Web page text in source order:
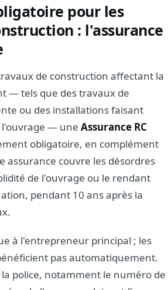
pour les
: l'assurance
de construction affectant la
— tels que des travaux de
ou des installations faisant
— une Assurance RC
obligatoire, en complément
assurance couvre les désordres
de l'ouvrage ou le rendant
pendant 10 ans après la
à l'entrepreneur principal ; les
pas automatiquement.
police, notamment le numéro de